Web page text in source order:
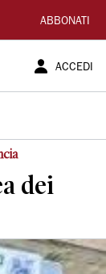
ABBONATI
ACCEDI
dei